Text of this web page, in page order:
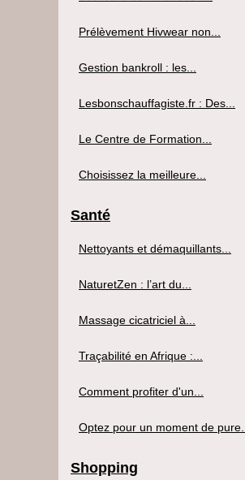
Prélèvement Hivwear non...
Gestion bankroll : les...
Lesbonschauffagiste.fr : Des...
Le Centre de Formation...
Choisissez la meilleure...
Santé
Nettoyants et démaquillants...
NaturetZen : l’art du...
Massage cicatriciel à...
Traçabilité en Afrique :...
Comment profiter d'un...
Optez pour un moment de pure...
Shopping